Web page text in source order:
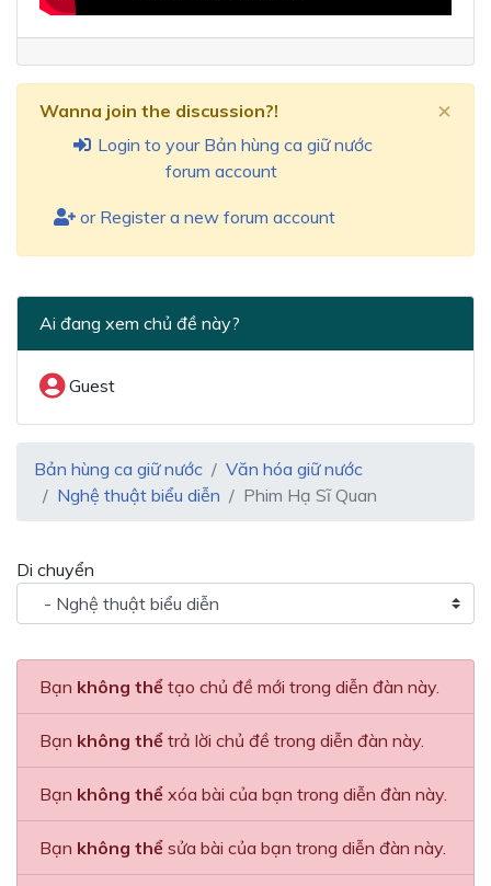
Wanna join the discussion?!
Login to your Bản hùng ca giữ nước
forum account
or Register a new forum account
×
Ai đang xem chủ đề này?
Guest
Bản hùng ca giữ nước
Văn hóa giữ nước
Nghệ thuật biểu diễn
Phim Hạ Sĩ Quan
Di chuyển
Bạn không thể tạo chủ đề mới trong diễn đàn này.
Bạn không thể trả lời chủ đề trong diễn đàn này.
Bạn không thể xóa bài của bạn trong diễn đàn này.
Bạn không thể sửa bài của bạn trong diễn đàn này.